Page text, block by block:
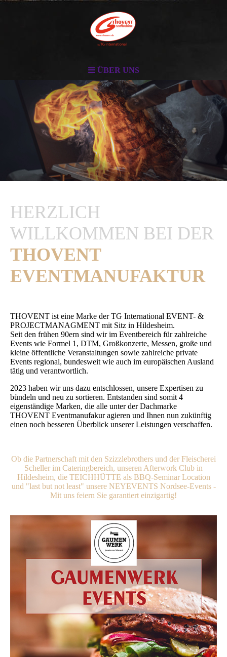
ÜBER UNS
HERZLICH
WILLKOMMEN BEI DER
THOVENT
EVENTMANUFAKTUR
THOVENT ist eine Marke der TG International EVENT- &
PROJECTMANAGMENT mit Sitz in Hildesheim.
Seit den frühen 90ern sind wir im Eventbereich für zahlreiche
Events wie Formel 1, DTM, Großkonzerte, Messen, große und
kleine öffentliche Veranstaltungen sowie zahlreiche private
Events regional, bundesweit wie auch im europäischen Ausland
tätig und verantwortlich.
2023 haben wir uns dazu entschlossen, unsere Expertisen zu
bündeln und neu zu sortieren. Entstanden sind somit 4
eigenständige Marken, die alle unter der Dachmarke
THOVENT Eventmanufakur agieren und Ihnen nun zukünftig
einen noch besseren Überblick unserer Leistungen verschaffen.
Ob die Partnerschaft mit den Szizzlebrothers und der Fleischerei
Scheller im Cateringbereich, unseren Afterwork Club in
Hildesheim, die TEICHHÜTTE als BBQ-Seminar Location
und "last but not least" unsere NEYEVENTS Nordsee-Events -
Mit uns feiern Sie garantiert einzigartig!